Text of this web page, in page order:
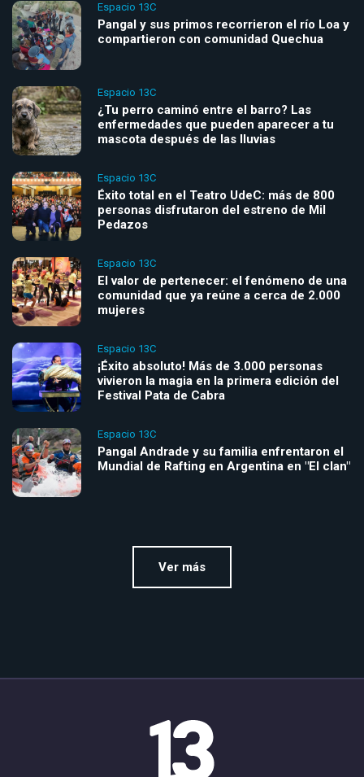
Espacio 13C
Pangal y sus primos recorrieron el río Loa y
compartieron con comunidad Quechua
Espacio 13C
¿Tu perro caminó entre el barro? Las
enfermedades que pueden aparecer a tu
mascota después de las lluvias
Espacio 13C
Éxito total en el Teatro UdeC: más de 800
personas disfrutaron del estreno de Mil
Pedazos
Espacio 13C
El valor de pertenecer: el fenómeno de una
comunidad que ya reúne a cerca de 2.000
mujeres
Espacio 13C
¡Éxito absoluto! Más de 3.000 personas
vivieron la magia en la primera edición del
Festival Pata de Cabra
Espacio 13C
Pangal Andrade y su familia enfrentaron el
Mundial de Rafting en Argentina en "El clan"
Ver más